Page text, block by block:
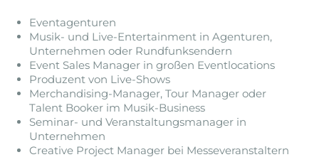
Eventagenturen
Musik- und Live-Entertainment in Agenturen,
Unternehmen oder Rundfunksendern
Event Sales Manager in großen Eventlocations
Produzent von Live-Shows
Merchandising-Manager, Tour Manager oder
Talent Booker im Musik-Business
Seminar- und Veranstaltungsmanager in
Unternehmen
Creative Project Manager bei Messeveranstaltern